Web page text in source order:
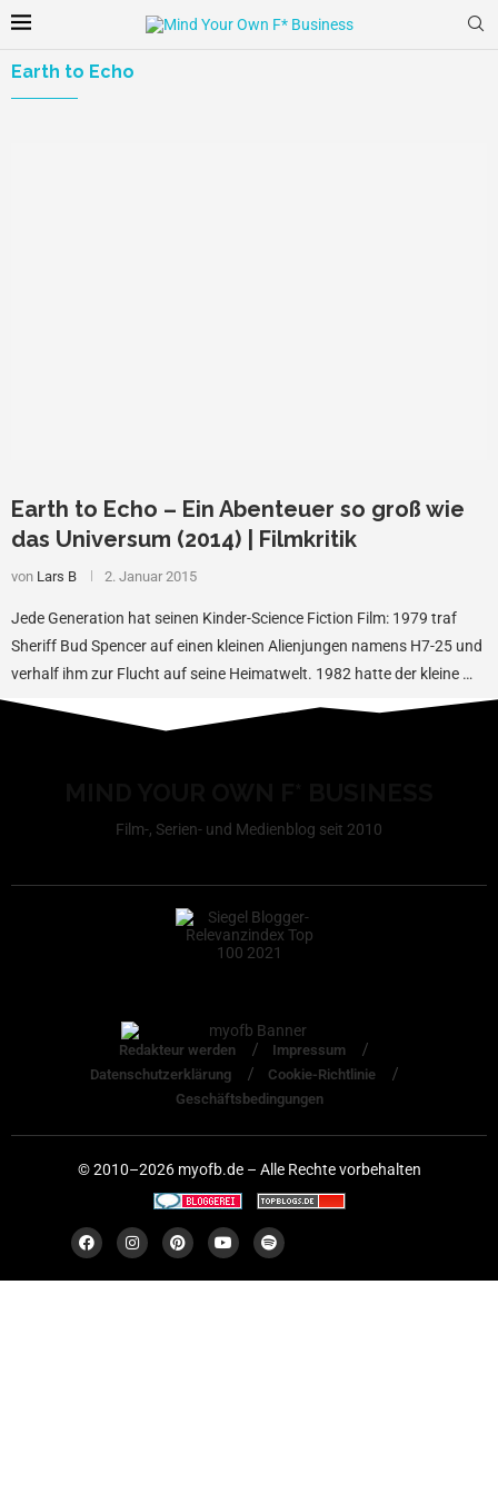
Earth to Echo
Earth to Echo – Ein Abenteuer so groß wie
das Universum (2014) | Filmkritik
von Lars B 2. Januar 2015
Jede Generation hat seinen Kinder-Science Fiction Film: 1979 traf
Sheriff Bud Spencer auf einen kleinen Alienjungen namens H7-25 und
verhalf ihm zur Flucht auf seine Heimatwelt. 1982 hatte der kleine …
Film-, Serien- und Medienblog seit 2010
Redakteur werden
Impressum
Datenschutzerklärung
Cookie-Richtlinie
Geschäftsbedingungen
© 2010–2026 myofb.de – Alle Rechte vorbehalten